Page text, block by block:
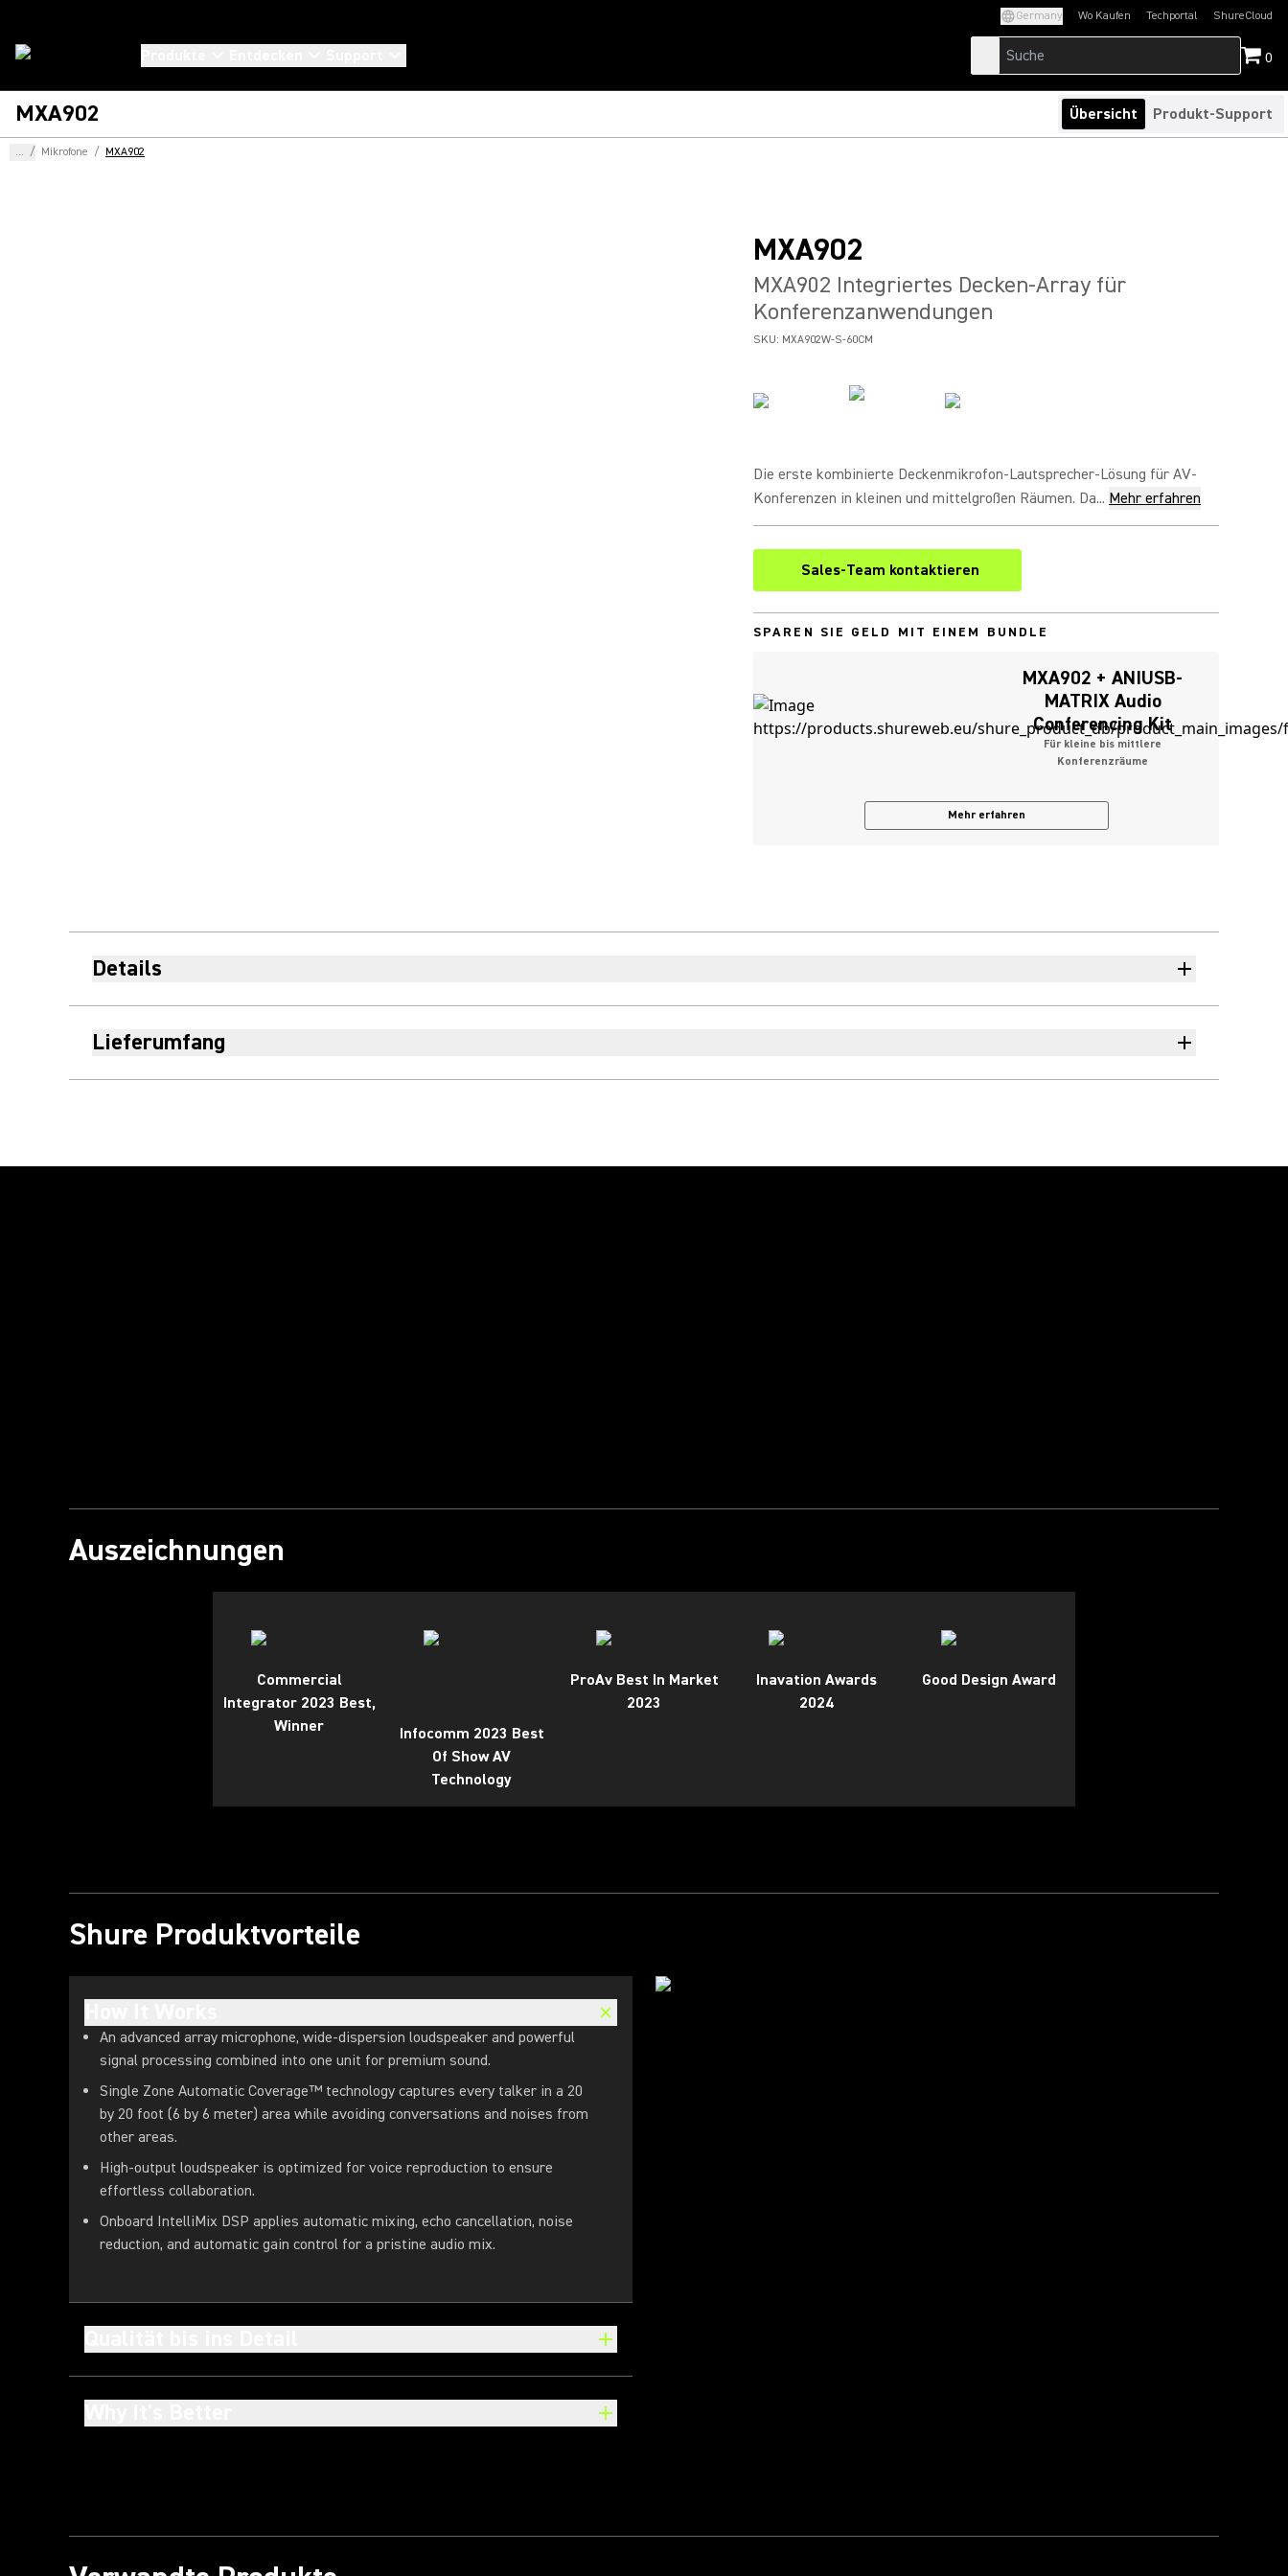
Germany Wo Kaufen Techportal
(Opens in a new tab)ShureCloud
(Opens in a new
0
MXA902 Übersicht Produkt-Support
... / Mikrofone / MXA902
MXA902
MXA902 Integriertes Decken-Array für
Konferenzanwendungen
SKU: MXA902W-S-60CM
Die erste kombinierte Deckenmikrofon-Lautsprecher-Lösung für AV-
Konferenzen in kleinen und mittelgroßen Räumen. Da... Mehr erfahren
Sales-Team kontaktieren
SPAREN SIE GELD MIT EINEM BUNDLE
MXA902 + ANIUSB-
MATRIX Audio
Conferencing Kit
Für kleine bis mittlere
Konferenzräume
Mehr erfahren
Details
Lieferumfang
Auszeichnungen
Commercial
Integrator 2023 Best,
Winner
Infocomm 2023 Best
Of Show AV
Technology
ProAv Best In Market
2023
Inavation Awards
2024
Good Design Award
Shure Produktvorteile
An advanced array microphone, wide-dispersion loudspeaker and powerful
signal processing combined into one unit for premium sound.
Single Zone Automatic Coverage™ technology captures every talker in a 20
by 20 foot (6 by 6 meter) area while avoiding conversations and noises from
other areas.
High-output loudspeaker is optimized for voice reproduction to ensure
effortless collaboration.
Onboard IntelliMix DSP applies automatic mixing, echo cancellation, noise
reduction, and automatic gain control for a pristine audio mix.